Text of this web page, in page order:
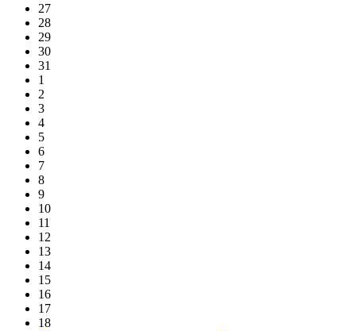
27
28
29
30
31
1
2
3
4
5
6
7
8
9
10
11
12
13
14
15
16
17
18